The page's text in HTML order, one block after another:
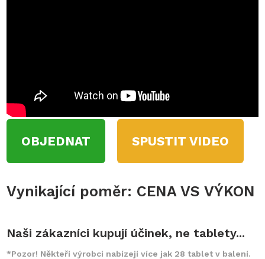
OBJEDNAT SPUSTIT VIDEO
Vynikající poměr: CENA VS VÝKON
Naši zákazníci kupují účinek, ne tablety...
*Pozor! Někteří výrobci nabízejí více jak 28 tablet v balení.